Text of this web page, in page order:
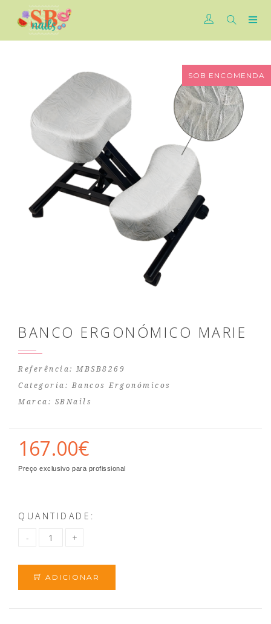
SOB ENCOMENDA
BANCO ERGONÓMICO MARIE
Referência: MBSB8269
Categoria: Bancos Ergonómicos
Marca: SBNails
167.00€
Preço exclusivo para profissional
QUANTIDADE:
ADICIONAR